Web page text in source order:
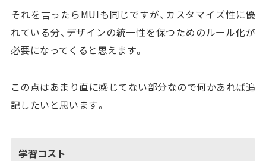
それを言ったらMUIも同じですが、カスタマイズ性に優
れている分、デザインの統一性を保つためのルール化が
必要になってくると思えます。
この点はあまり直に感じてない部分なので何かあれば追
記したいと思います。
学習コスト